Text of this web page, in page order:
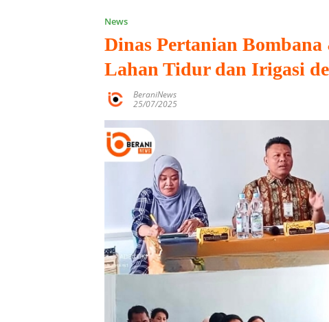
News
Dinas Pertanian
Lahan Tidur dan Irigasi
BeraniNews
25/07/2025